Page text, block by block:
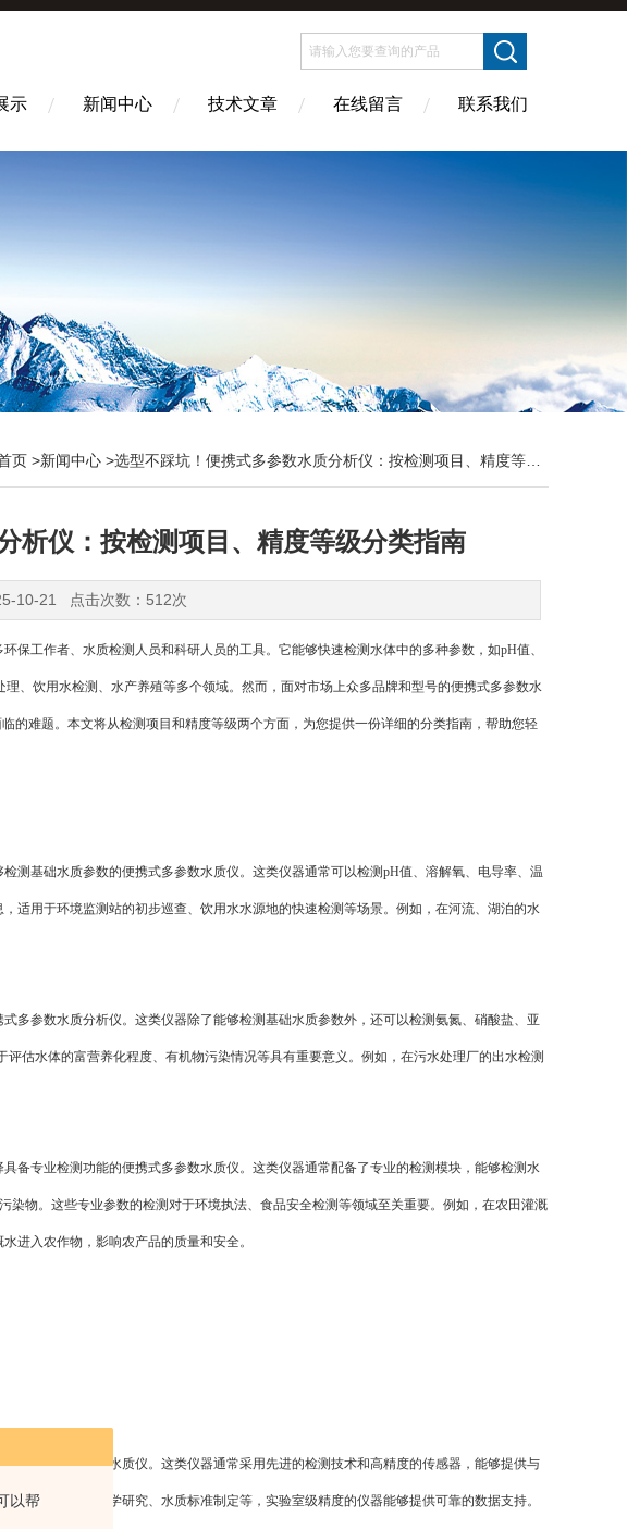
以帮
示 新闻中心 技术文章 在线留言 联系我们
页 >新闻中心 >选型不踩坑！便携式多参数水质分析仪：按检测项目、精度等级分类指南
析仪：按检测项目、精度等级分类指南
10-21 点击次数：512次
工作者、水质检测人员和科研人员的工具。它能够快速检测水体中的多种参数，如pH值、
、饮用水检测、水产养殖等多个领域。然而，面对市场上众多品牌和型号的便携式多参数水
的难题。本文将从检测项目和精度等级两个方面，为您提供一份详细的分类指南，帮助您轻
基础水质参数的便携式多参数水质仪。这类仪器通常可以检测pH值、溶解氧、电导率、温
适用于环境监测站的初步巡查、饮用水水源地的快速检测等场景。例如，在河流、湖泊的水
参数水质分析仪。这类仪器除了能够检测基础水质参数外，还可以检测氨氮、硝酸盐、亚
估水体的富营养化程度、有机物污染情况等具有重要意义。例如，在污水处理厂的出水检测
专业检测功能的便携式多参数水质仪。这类仪器通常配备了专业的检测模块，能够检测水
物。这些专业参数的检测对于环境执法、食品安全检测等领域至关重要。例如，在农田灌溉
进入农作物，影响农产品的质量和安全。
便携式多参数水质仪。这类仪器通常采用先进的检测技术和高精度的传感器，能够提供与
场合，如环境科学研究、水质标准制定等，实验室级精度的仪器能够提供可靠的数据支持。